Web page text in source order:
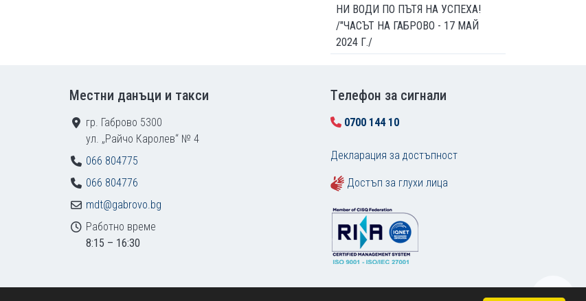
НИ ВОДИ ПО ПЪТЯ НА УСПЕХА!
/"ЧАСЪТ НА ГАБРОВО - 17 МАЙ
2024 Г./
Местни данъци и такси
гр. Габрово 5300
ул. „Райчо Каролев“ № 4
066 804775
066 804776
mdt@gabrovo.bg
Работно време
8:15 – 16:30
Tелефон за сигнали
0700 144 10
Декларация за достъпност
Достъп за глухи лица